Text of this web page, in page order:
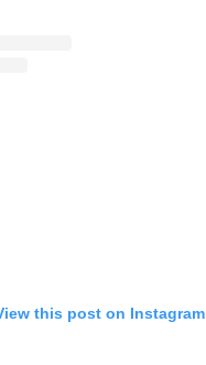
this post on Instagram